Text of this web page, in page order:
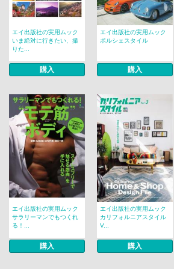
エイ出版社の実用ムック
いま絶対に行きたい、撮
りた...
購入
エイ出版社の実用ムック
ポルシェスタイル
購入
エイ出版社の実用ムック
サラリーマンでもつくれ
る！...
購入
エイ出版社の実用ムック
カリフォルニアスタイル
V...
購入